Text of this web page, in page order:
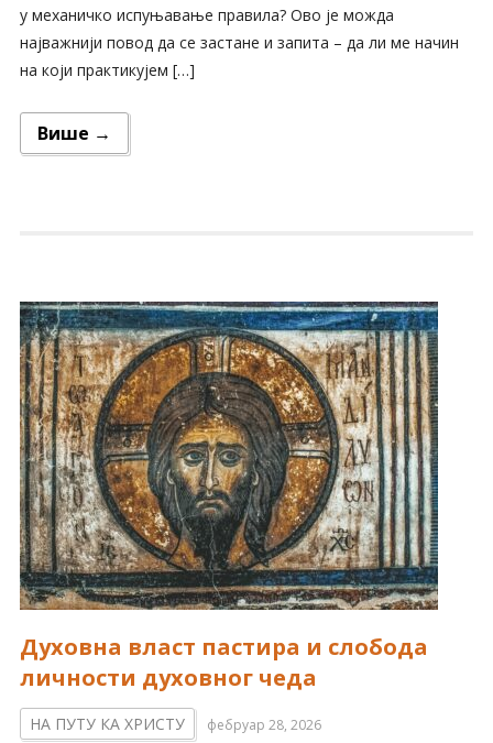
у механичко испуњавање правила? Ово је можда
најважнији повод да се застане и запита – да ли ме начин
на који практикујем […]
Више →
Духовна власт пастира и слобода
личности духовног чеда
НА ПУТУ КА ХРИСТУ фебруар 28, 2026